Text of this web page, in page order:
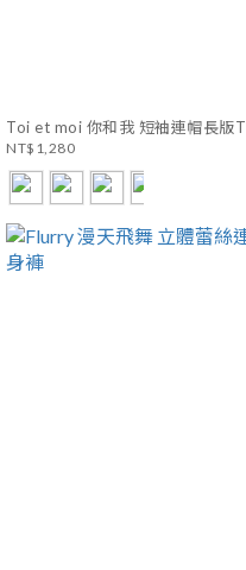
Toi et moi 你和我 短袖連帽長版T
NT$1,280